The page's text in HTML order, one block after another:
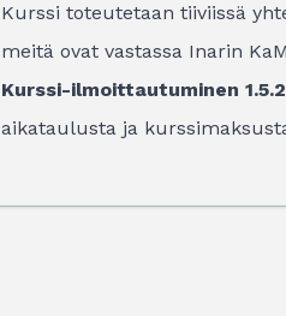
Kurssi toteutetaan tiiviissä
meitä ovat vastassa Inarin
Kurssi-ilmoittautuminen
aikataulusta ja